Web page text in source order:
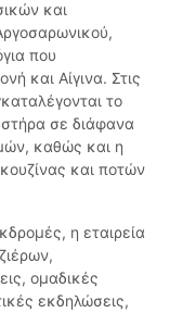
και
που
και Αίγινα. Στις
το
σε διάφανα
καθώς και η
και ποτών
η εταιρεία
ομαδικές
εκδηλώσεις,